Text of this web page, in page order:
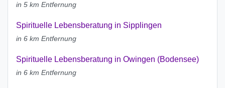
in 5 km Entfernung
Spirituelle Lebensberatung in Sipplingen
in 6 km Entfernung
Spirituelle Lebensberatung in Owingen (Bodensee)
in 6 km Entfernung